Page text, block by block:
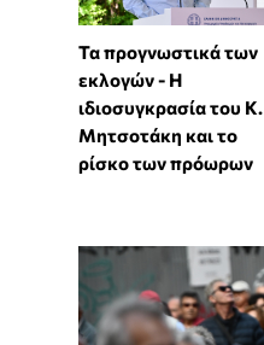
Τα προγνωστικά των
εκλογών - Η
ιδιοσυγκρασία του Κ.
Μητσοτάκη και το
ρίσκο των πρόωρων